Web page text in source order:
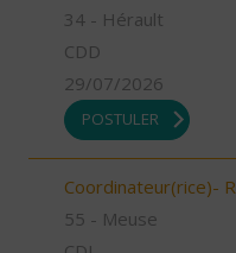
34 - Hérault
CDD
29/07/2026
POSTULER
Coordinateur(rice)-
55 - Meuse